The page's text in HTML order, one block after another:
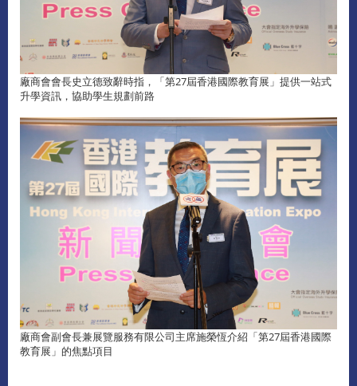
廠商會會長史立德致辭時指，「第27屆香港國際教育展」提供一站式
升學資訊，協助學生規劃前路
廠商會副會長兼展覽服務有限公司主席施榮恆介紹「第27屆香港國際
教育展」的焦點項目